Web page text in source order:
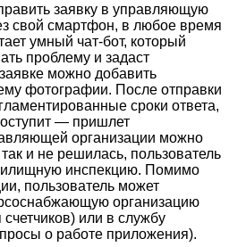
заявку в управляющую
свой смартфон, в любое время
умный чат-бот, который
проблему и задаст
можно добавить
фотографии. После отправки
сроки ответа,
— пришлет
организации можно
и не решилась, пользователь
инспекцию. Помимо
пользователь может
организацию
или в службу
о работе приложения).